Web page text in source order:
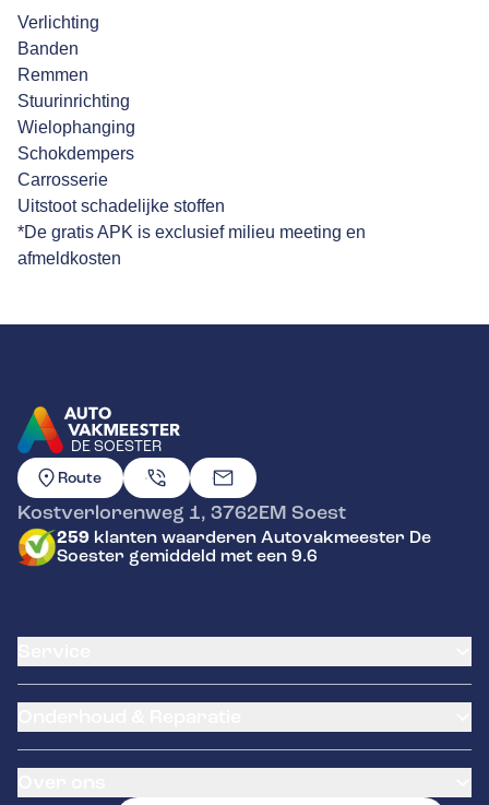
Verlichting
Banden
Remmen
Stuurinrichting
Wielophanging
Schokdempers
Carrosserie
Uitstoot schadelijke stoffen
*De gratis APK is exclusief milieu meeting en
afmeldkosten
DE SOESTER
GA NAAR DE HOMEPAGINA
Route
Kostverlorenweg 1, 3762EM Soest
259 klanten waarderen Autovakmeester De
Soester gemiddeld met een 9.6
Banden service
Pechhulp